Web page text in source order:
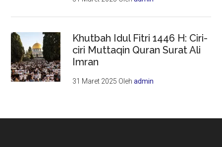
Khutbah Idul Fitri 1446 H: Ciri-
ciri Muttaqin Quran Surat Ali
Imran
31 Maret 2025 Olehadmin